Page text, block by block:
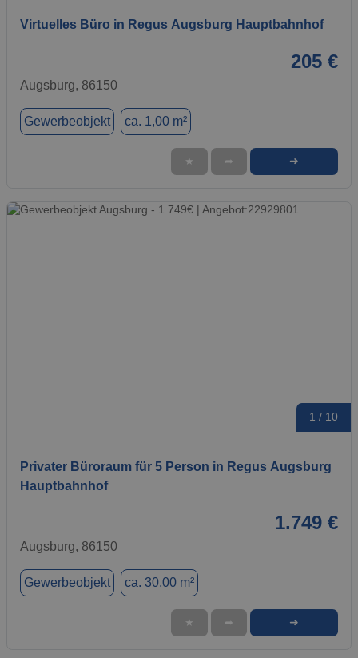
Virtuelles Büro in Regus Augsburg Hauptbahnhof
205 €
Augsburg, 86150
Gewerbeobjekt ca. 1,00 m²
★ ➦ ➜
1 / 10
Privater Büroraum für 5 Person in Regus Augsburg
Hauptbahnhof
1.749 €
Augsburg, 86150
Gewerbeobjekt ca. 30,00 m²
★ ➦ ➜